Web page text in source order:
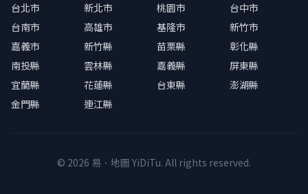
台北市 新北市 桃園市
台中市
台南市
高雄市 基隆市
新竹市
嘉義市
新竹縣 苗栗縣
彰化縣
南投縣
雲林縣 嘉義縣
屏東縣
宜蘭縣
花蓮縣 台東縣
澎湖縣
金門縣
連江縣
© 2026 易．地圖 YiDiTu. All rights reserved.